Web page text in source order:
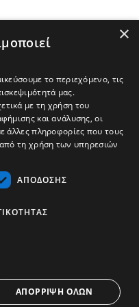
Hellas SA
×
το περιεχόμενο, τις
μας.
με τη χρήση του
και ανάλυσης, οι
άλλες πληροφορίες που τους
τη χρήση των υπηρεσιών
ΑΠΌΔΟΣΗΣ
ΑΠΌΡΡΙΨΗ ΌΛΩΝ